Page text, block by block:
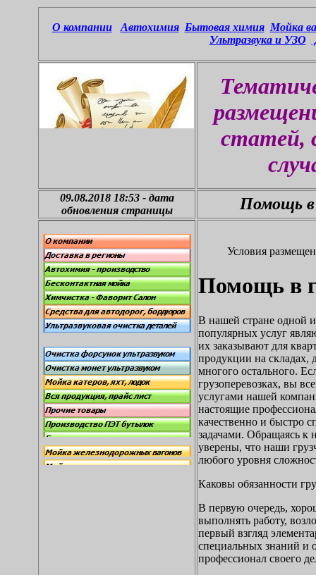
О компании Автохимия Бытовая химия Мойка
Ультразвука и УЗО
статей,
09.08.2018 18:53-дата
обновления страницы
Помощь в
Условия
Помощь в
В нашей стране одной
популярных услуг
их заказывают для
продукции на складах,
многого остального.
грузоперевозках, вы
услугами нашей
настоящие
качественно и быстро
задачами. Обращаясь к
уверены, что наши
любого уровня
Каковы обязанности
В первую очередь,
выполнять работу,
первый взгляд
специальных знаний и
профессионал своего